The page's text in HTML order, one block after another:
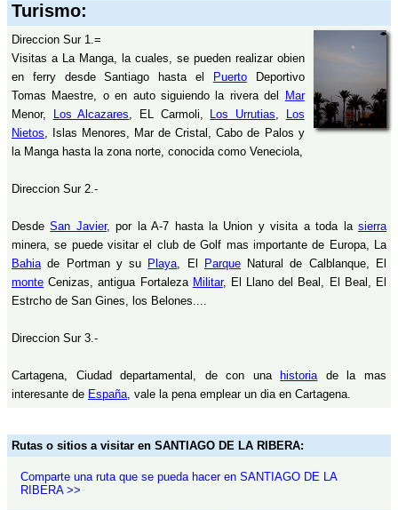
Turismo:
Direccion Sur 1.=
Visitas a La Manga, la cuales, se pueden realizar obien
en ferry desde Santiago hasta el
PuertoDeportivo
Tomas Maestre, o en auto siguiendo la rivera del
Mar
Menor,
Los Alcazares, EL Carmoli, Los Urrutias,
Los
Nietos, Islas Menores, Mar de Cristal, Cabo de Palos y
la Manga hasta la zona norte, conocida como Veneciola,
Direccion Sur 2.-
DesdeSan Javier, por la A-7 hasta la Union y visita a toda lasierra
minera, se puede visitar el club de Golf mas importante de Europa, La
Bahiade Portman y su Playa, El ParqueNatural de Calblanque, El
monte Cenizas, antigua Fortaleza Militar, El Llano del Beal, El Beal, El
Estrcho de San Gines, los Belones....
Direccion Sur 3.-
Cartagena, Ciudad departamental, de con una historiade la mas
interesante de España, vale la pena emplear un dia en Cartagena.
Rutas o sitios a visitar en SANTIAGO DE LA RIBERA:
Comparte una ruta que se pueda hacer en SANTIAGO DE LA
RIBERA >>